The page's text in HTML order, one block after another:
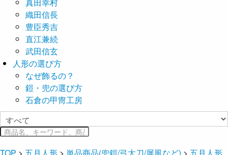
真田幸村
織田信長
豊臣秀吉
直江兼続
武田信玄
人形の選び方
なぜ飾るの？
鎧・兜の選び方
石倉の甲冑工房